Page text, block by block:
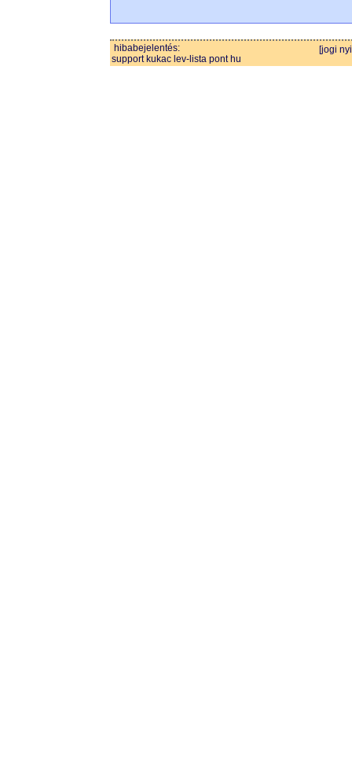
hibabejelentés:
support kukac lev-lista pont hu
[jogi